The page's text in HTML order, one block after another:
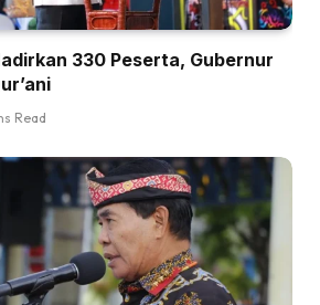
330 Peserta, Gubernur
Read